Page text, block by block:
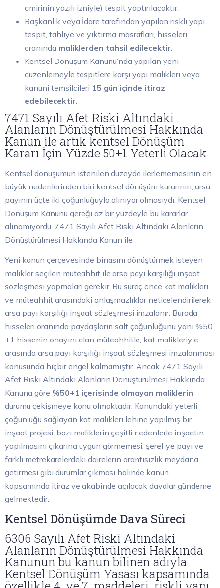
amirinin yazılı izniyle) tespit yaptırılacaktır.
Başkanlık veya İdare tarafından yapılan riskli yapı
tespit, tahliye ve yıktırma masrafları, hisseleri
oranında maliklerden tahsil edilecektir.
Kentsel Dönüşüm Kanunu’nda yapılan yeni
düzenlemeyle tespitlere karşı yapı malikleri veya
kanuni temsilcileri 15 gün içinde itiraz
edebilecektir.
7471 Sayılı Afet Riski Altındaki
Alanların Dönüştürülmesi Hakkında
Kanun ile artık kentsel Dönüşüm
Kararı İçin Yüzde 50+1 Yeterli Olacak
Kentsel dönüşümün istenilen düzeyde ilerlememesinin en
büyük nedenlerinden biri kentsel dönüşüm kararının, arsa
payının üçte iki çoğunluğuyla alınıyor olmasıydı. Kentsel
Dönüşüm Kanunu gereği az bir yüzdeyle bu kararlar
alınamıyordu. 7471 Sayılı Afet Riski Altındaki Alanların
Dönüştürülmesi Hakkında Kanun ile
Yeni kanun çerçevesinde binasını dönüştürmek isteyen
malikler seçilen müteahhit ile arsa payı karşılığı inşaat
sözleşmesi yapmaları gerekir. Bu süreç önce kat malikleri
ve müteahhit arasındaki anlaşmazlıklar neticelendirilerek
arsa payı karşılığı inşaat sözleşmesi imzalanır. Burada
hisseleri oranında paydaşların salt çoğunluğunu yani %50
+1 hissenin onayını alan müteahhitle, kat malikleriyle
arasında arsa payı karşılığı inşaat sözleşmesi imzalanması
konusunda hiçbir engel kalmamıştır. Ancak 7471 Sayılı
Afet Riski Altındaki Alanların Dönüştürülmesi Hakkında
Kanuna göre %50+1 içerisinde olmayan maliklerin
durumu çekişmeye konu olmaktadır. Kanundaki yeterli
çoğunluğu sağlayan kat malikleri lehine yapılmış bir
inşaat projesi, bazı maliklerin çeşitli nedenlerle inşaatın
yapılmasını çıkarına uygun görmemesi, şerefiye payı ve
farklı metrekarelerdeki dairelerin orantısızlık meydana
getirmesi gibi durumlar çıkması halinde kanun
kapsamında itiraz ve akabinde açılacak davalar gündeme
gelmektedir.
Kentsel Dönüşümde Dava Süreci
6306 Sayılı Afet Riski Altındaki
Alanların Dönüştürülmesi Hakkında
Kanunun bu kanun bilinen adıyla
Kentsel Dönüşüm Yasası kapsamında